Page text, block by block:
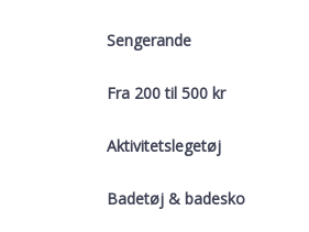
Sengerande
Fra 200 til 500 kr
Aktivitetslegetøj
Badetøj & badesko